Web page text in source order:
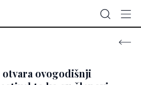
ovogodišnji